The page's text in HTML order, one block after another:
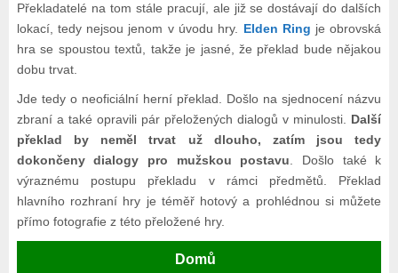
Překladatelé na tom stále pracují, ale již se dostávají do dalších
lokací, tedy nejsou jenom v úvodu hry. Elden Ring je obrovská
hra se spoustou textů, takže je jasné, že překlad bude nějakou
dobu trvat.
Jde tedy o neoficiální herní překlad. Došlo na sjednocení názvu
zbraní a také opravili pár přeložených dialogů v minulosti. Další
překlad by neměl trvat už dlouho, zatím jsou tedy
dokončeny dialogy pro mužskou postavu . Došlo také k
výraznému postupu překladu v rámci předmětů. Překlad
hlavního rozhraní hry je téměř hotový a prohlédnou si můžete
přímo fotografie z této přeložené hry.
Domů